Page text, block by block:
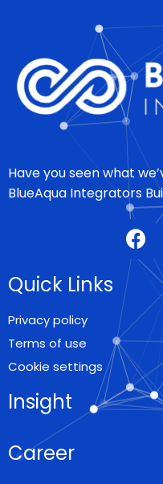
Have you seen what
BlueAqua Integrators
Quick Links
Privacy policy
Terms of use
Cookie settings
Insight
Career